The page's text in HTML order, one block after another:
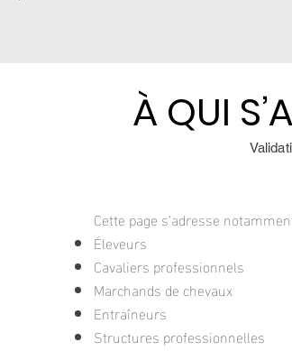
À QUI
À QUI
Cette page s’adresse
Éleveurs
Cavaliers professionnels
Marchands de chevaux
Entraîneurs
Structures professionnelles